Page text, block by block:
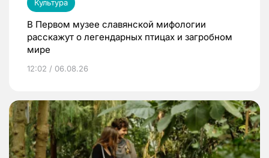
Культура
В Первом музее славянской мифологии
расскажут о легендарных птицах и загробном
мире
12:02 / 06.08.26